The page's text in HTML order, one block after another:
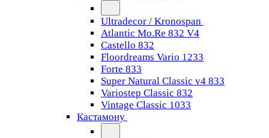
Ultradecor / Kronospan
Atlantic Mo.Re 832 V4
Castello 832
Floordreams Vario 1233
Forte 833
Super Natural Classic v4 833
Variostep Classic 832
Vintage Classic 1033
Кастамону